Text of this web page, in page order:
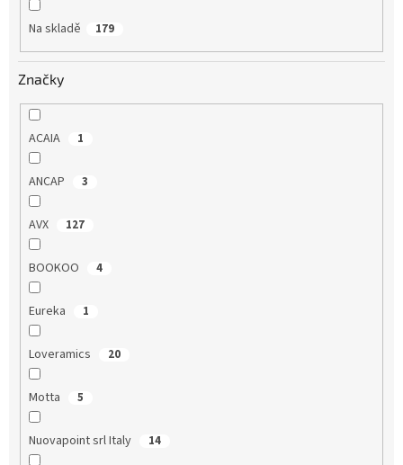
Na skladě 179
Značky
ACAIA 1
ANCAP 3
AVX 127
BOOKOO 4
Eureka 1
Loveramics 20
Motta 5
Nuovapoint srl Italy 14